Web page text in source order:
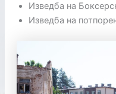
Изведба на
Изведба на